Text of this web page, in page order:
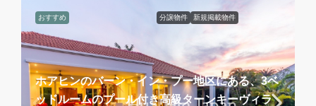
おすすめ 分譲物件 新規掲載物件
ホアヒンのバーン・イン・プー地区にある、3ベ
ッドルームのプール付き高級ターンキーヴィラ